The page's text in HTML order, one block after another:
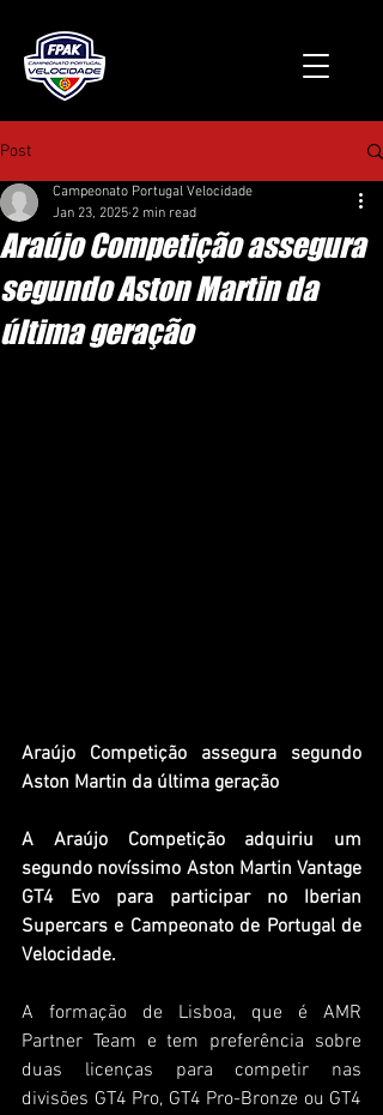
Post
Araújo Competição assegura
segundo Aston Martin da
última geração
Campeonato Portugal Velocidade
Jan 23, 2025 2 min read
Araújo Competição assegura segundo
Aston Martin da última geração
A Araújo Competição adquiriu um
segundo novíssimo Aston Martin Vantage
GT4 Evo para participar no Iberian
Supercars e Campeonato de Portugal de
Velocidade.
A formação de Lisboa, que é AMR
Partner Team e tem preferência sobre
duas licenças para competir nas
divisões GT4 Pro, GT4 Pro-Bronze ou GT4